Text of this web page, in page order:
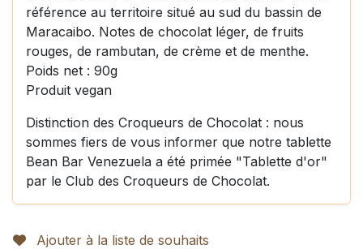
référence au territoire situé au sud du bassin de
Maracaibo. Notes de chocolat léger, de fruits
rouges, de rambutan, de crème et de menthe.
Poids net : 90g
Produit vegan
Distinction des Croqueurs de Chocolat : nous
sommes fiers de vous informer que notre tablette
Bean Bar Venezuela a été primée "Tablette d'or"
par le Club des Croqueurs de Chocolat.
Ajouter à la liste de souhaits